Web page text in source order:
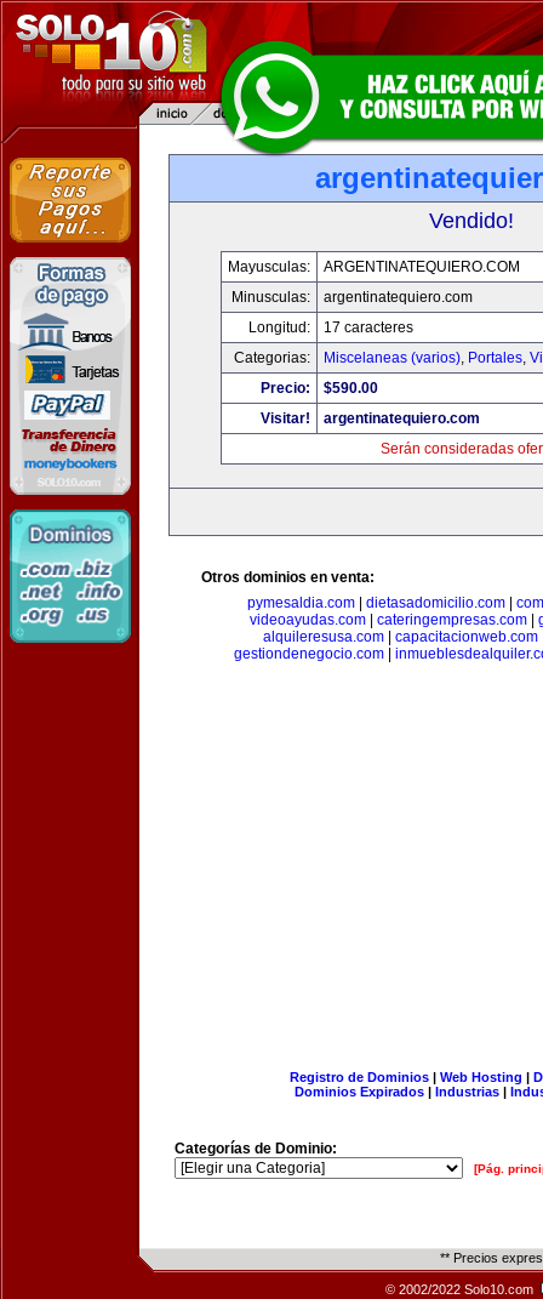
Vendido!
Mayusculas:
ARGENTINATEQUIERO.COM
Minusculas:
argentinatequiero.com
Longitud:
17 caracteres
Categorias:
Miscelaneas (varios), Portales,
Precio:
$590.00
Visitar!
argentinatequiero.com
Serán consideradas
Otros dominios en venta:
pymesaldia.com| dietasadomicilio.com|
videoayudas.com| cateringempresas.com|
alquileresusa.com
capacitacionweb.com
gestiondenegocio.com|
Registro de Dominios| Web Hosting |
Dominios Expirados | Industrias |
Categorías de Dominio:
[Pág.
** Precios
© 2002/2022 Solo10.com